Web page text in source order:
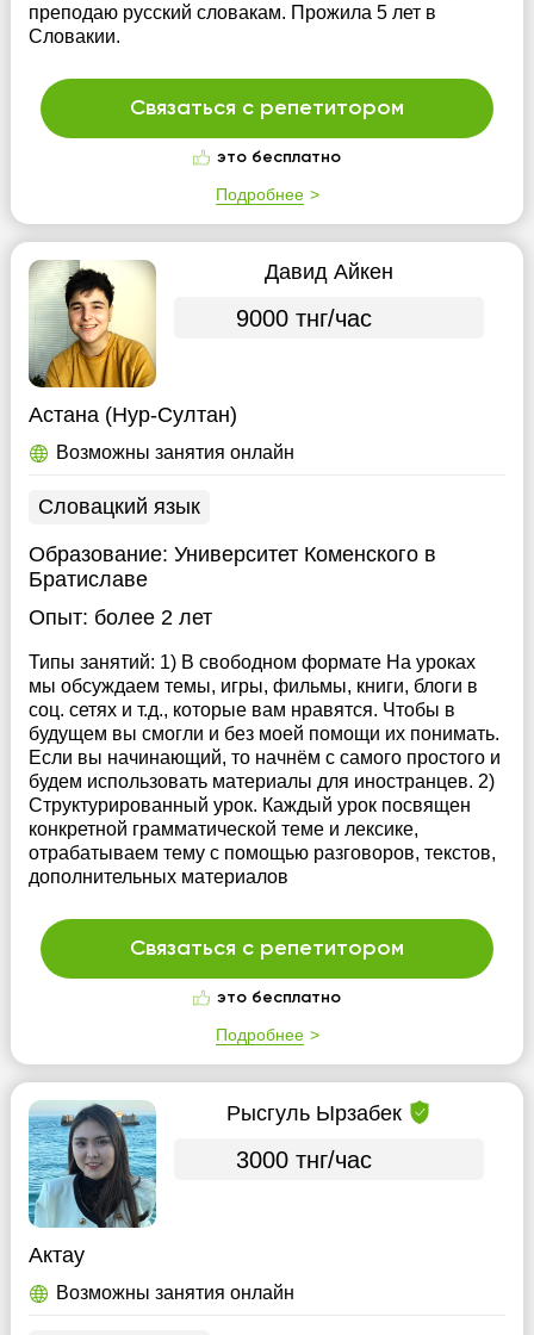
преподаю русский словакам. Прожила 5 лет в
Словакии.
Связаться с репетитором
это бесплатно
Подробнее
Давид Aйкен
9000 тнг/час
Астана (Нур-Султан)
Возможны занятия онлайн
Словацкий язык
Образование: Университет Коменского в
Братиславе
Опыт: более 2 лет
Типы занятий: 1) В свободном формате На уроках
мы обсуждаем темы, игры, фильмы, книги, блоги в
соц. сетях и т.д., которые вам нравятся. Чтобы в
будущем вы смогли и без моей помощи их понимать.
Если вы начинающий, то начнём с самого простого и
будем использовать материалы для иностранцев. 2)
Структурированный урок. Каждый урок посвящен
конкретной грамматической теме и лексике,
отрабатываем тему с помощью разговоров, текстов,
дополнительных материалов
Связаться с репетитором
это бесплатно
Подробнее
Рысгуль Ырзабек
3000 тнг/час
Актау
Возможны занятия онлайн